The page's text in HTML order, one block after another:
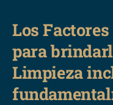
Los
para
Limpieza